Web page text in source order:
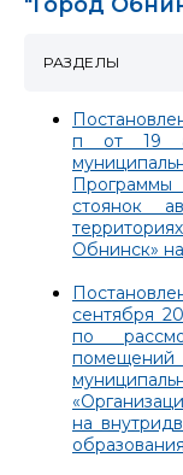
"Город
п от 19
стоянок
Обнинск»
сентября
по
на
РАЗДЕЛЫ